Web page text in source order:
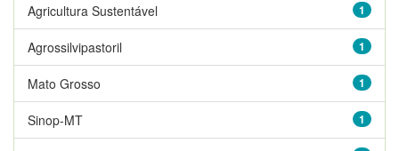
1
Agricultura Sustentável
1
Agrossilvipastoril
1
Mato Grosso
1
Sinop-MT